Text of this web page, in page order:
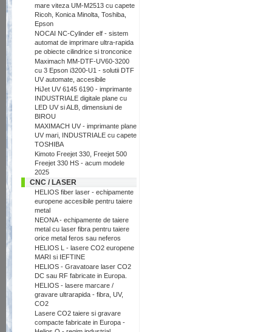
mare viteza UM-M2513 cu capete
Ricoh, Konica Minolta, Toshiba,
Epson
NOCAI NC-Cylinder elf - sistem
automat de imprimare ultra-rapida
pe obiecte cilindrice si tronconice
Maximach MM-DTF-UV60-3200
cu 3 Epson i3200-U1 - solutii DTF
UV automate, accesibile
HiJet UV 6145 6190 - imprimante
INDUSTRIALE digitale plane cu
LED UV si ALB, dimensiuni de
BIROU
MAXIMACH UV - imprimante plane
UV mari, INDUSTRIALE cu capete
TOSHIBA
Kimoto Freejet 330, Freejet 500
Freejet 330 HS - acum modele
2025
CNC / LASER
HELIOS fiber laser - echipamente
europene accesibile pentru taiere
metal
NEONA - echipamente de taiere
metal cu laser fibra pentru taiere
orice metal feros sau neferos
HELIOS L - lasere CO2 europene
MARI si IEFTINE
HELIOS - Gravatoare laser CO2
DC sau RF fabricate in Europa.
HELIOS - lasere marcare /
gravare ultrarapida - fibra, UV,
CO2
Lasere CO2 taiere si gravare
compacte fabricate in Europa -